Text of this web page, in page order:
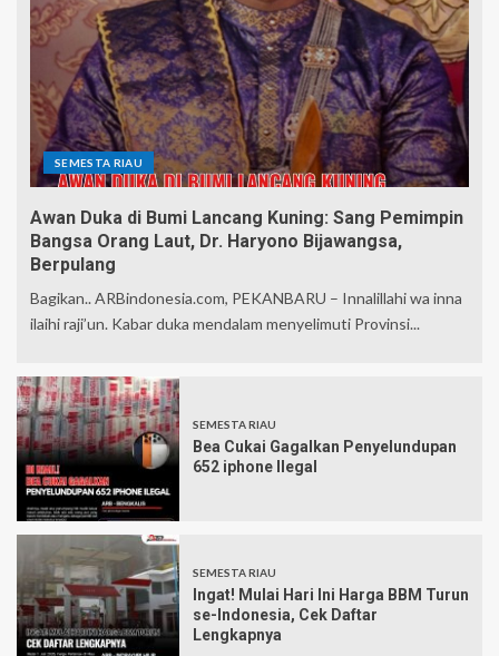
SEMESTA RIAU
Awan Duka di Bumi Lancang Kuning: Sang Pemimpin
Bangsa Orang Laut, Dr. Haryono Bijawangsa,
Berpulang
Bagikan.. ARBindonesia.com, PEKANBARU – Innalillahi wa inna
ilaihi raji’un. Kabar duka mendalam menyelimuti Provinsi...
SEMESTA RIAU
Bea Cukai Gagalkan Penyelundupan
652 iphone Ilegal
SEMESTA RIAU
Ingat! Mulai Hari Ini Harga BBM Turun
se-Indonesia, Cek Daftar
Lengkapnya